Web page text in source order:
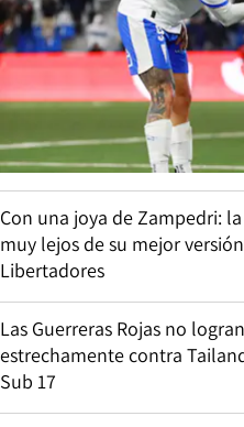
Con una joya de Zampedri:
muy lejos de su mejor
Libertadores
Las Guerreras Rojas no
estrechamente contra
Sub 17